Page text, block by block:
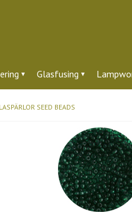
Glasfusing
SEED BEADS